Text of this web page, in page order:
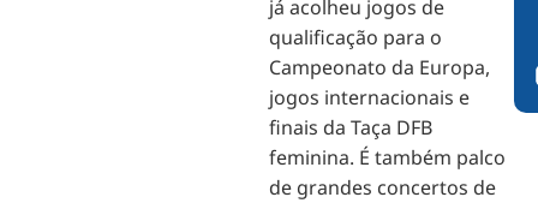
já acolheu jogos de
qualificação para o
Campeonato da Europa,
jogos internacionais e
finais da Taça DFB
feminina. É também palco
de grandes concertos de